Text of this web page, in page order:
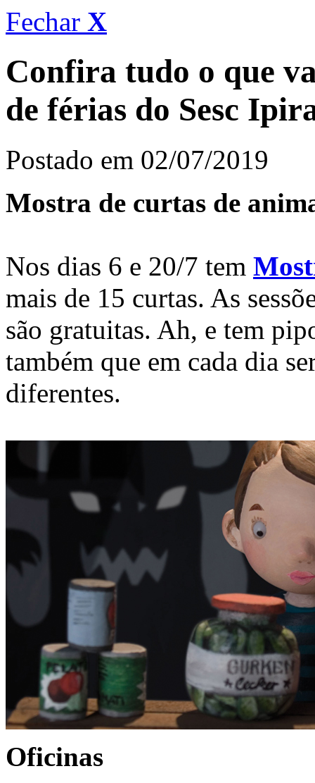
Fechar X
Confira tudo o que
de férias do Sesc
Postado em 02/07/2019
Mostra de curtas de
Nos dias 6 e 20/7 tem
mais de 15 curtas. As
são gratuitas. Ah, e tem
também que em cada dia
diferentes.
Oficinas